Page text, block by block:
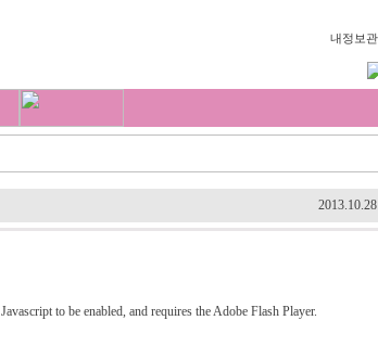
내정보
to be enabled, and requires theAdobe Flash Player.